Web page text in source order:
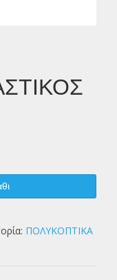
ΠΟΛΥΚΟΠΤΙΚΑ